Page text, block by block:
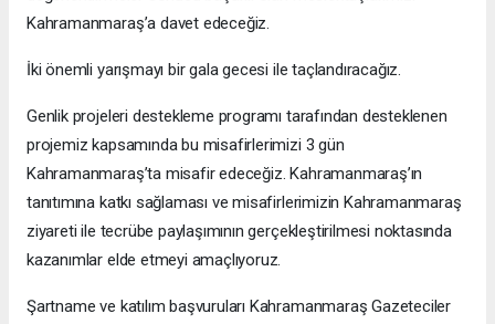
Kahramanmaraş’a davet edeceğiz.
İki önemli yarışmayı bir gala gecesi ile taçlandıracağız.
Genlik projeleri destekleme programı tarafından desteklenen
projemiz kapsamında bu misafirlerimizi 3 gün
Kahramanmaraş’ta misafir edeceğiz. Kahramanmaraş’ın
tanıtımına katkı sağlaması ve misafirlerimizin Kahramanmaraş
ziyareti ile tecrübe paylaşımının gerçekleştirilmesi noktasında
kazanımlar elde etmeyi amaçlıyoruz.
Şartname ve katılım başvuruları Kahramanmaraş Gazeteciler